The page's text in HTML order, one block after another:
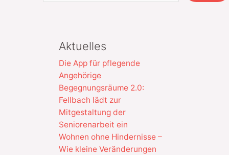
Aktuelles
Die App für pflegende
Angehörige
Begegnungsräume 2.0:
Fellbach lädt zur
Mitgestaltung der
Seniorenarbeit ein
Wohnen ohne Hindernisse –
Wie kleine Veränderungen